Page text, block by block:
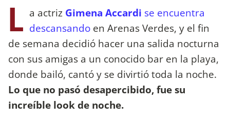
L a actriz Gimena Accardi se encuentra
descansando en Arenas Verdes, y el fin
de semana decidió hacer una salida nocturna
con sus amigas a un conocido bar en la playa,
donde bailó, cantó y se divirtió toda la noche.
Lo que no pasó desapercibido, fue su
increíble look de noche.